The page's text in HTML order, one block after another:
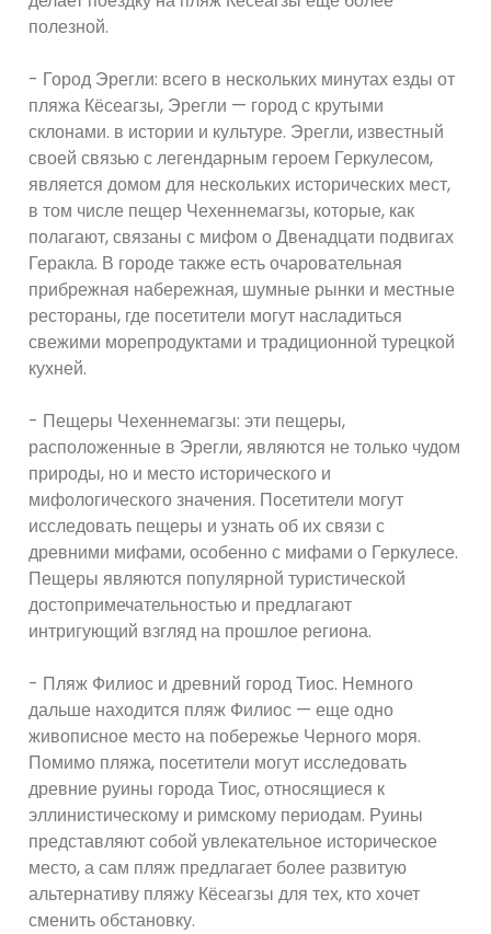
полезной.
- Город Эрегли: всего в нескольких минутах езды от
пляжа Кёсеагзы, Эрегли — город с крутыми
склонами. в истории и культуре. Эрегли, известный
своей связью с легендарным героем Геркулесом,
является домом для нескольких исторических мест,
в том числе пещер Чехеннемагзы, которые, как
полагают, связаны с мифом о Двенадцати подвигах
Геракла. В городе также есть очаровательная
прибрежная набережная, шумные рынки и местные
рестораны, где посетители могут насладиться
свежими морепродуктами и традиционной турецкой
кухней.
- Пещеры Чехеннемагзы: эти пещеры,
расположенные в Эрегли, являются не только чудом
природы, но и место исторического и
мифологического значения. Посетители могут
исследовать пещеры и узнать об их связи с
древними мифами, особенно с мифами о Геркулесе.
Пещеры являются популярной туристической
достопримечательностью и предлагают
интригующий взгляд на прошлое региона.
- Пляж Филиос и древний город Тиос. Немного
дальше находится пляж Филиос — еще одно
живописное место на побережье Черного моря.
Помимо пляжа, посетители могут исследовать
древние руины города Тиос, относящиеся к
эллинистическому и римскому периодам. Руины
представляют собой увлекательное историческое
место, а сам пляж предлагает более развитую
альтернативу пляжу Кёсеагзы для тех, кто хочет
сменить обстановку.